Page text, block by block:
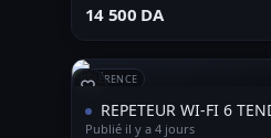
⁦14 500 DA⁩
RÉFÉRENCE
REPETEUR WI-FI 6
Publié il y a 4 jours